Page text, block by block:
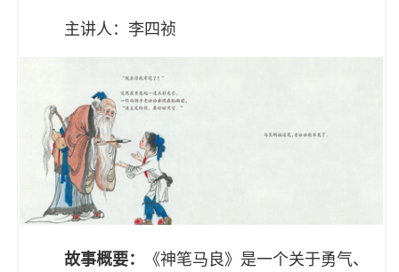
主讲人：李四祯
故事概要：
《神笔马良》是一个关于勇气、